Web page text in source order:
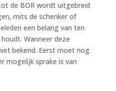
de BOR wordt uitgebreid
mits de schenker of
een belang van ten
Wanneer deze
bekend. Eerst moet nog
mogelijk sprake is van